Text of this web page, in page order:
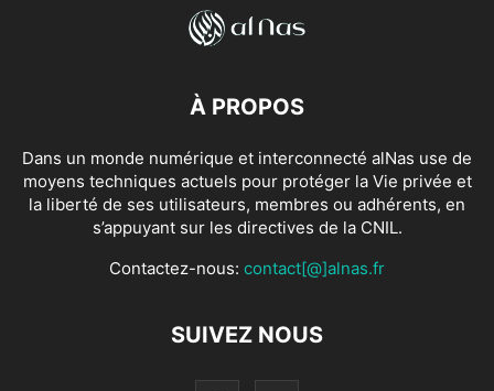
À PROPOS
Dans un monde numérique et interconnecté alNas use de
moyens techniques actuels pour protéger la Vie privée et
la liberté de ses utilisateurs, membres ou adhérents, en
s’appuyant sur les directives de la CNIL.
Contactez-nous: contact[@]alnas.fr
SUIVEZ NOUS